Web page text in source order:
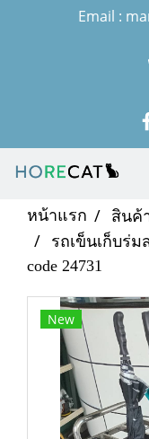
Email :
หน้าแรก สินค้
รถเข็นเก็บร่ม
code 24731
New